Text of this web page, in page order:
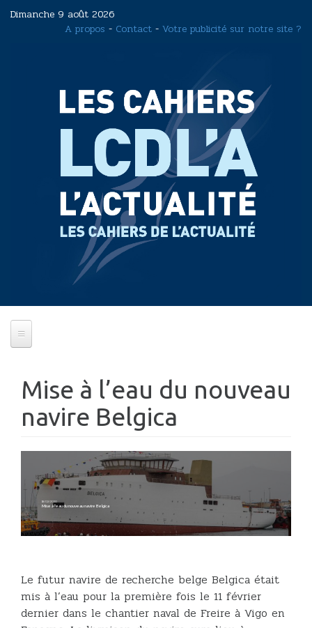
Dimanche 9 août 2026
A propos - Contact - Votre publicité sur notre site ?
Mise à l’eau du nouveau
navire Belgica
18/02/2020
Mise à l’eau du nouveau navire Belgica
Le futur navire de recherche belge Belgica était
mis à l’eau pour la première fois le 11 février
dernier dans le chantier naval de Freire à Vigo en